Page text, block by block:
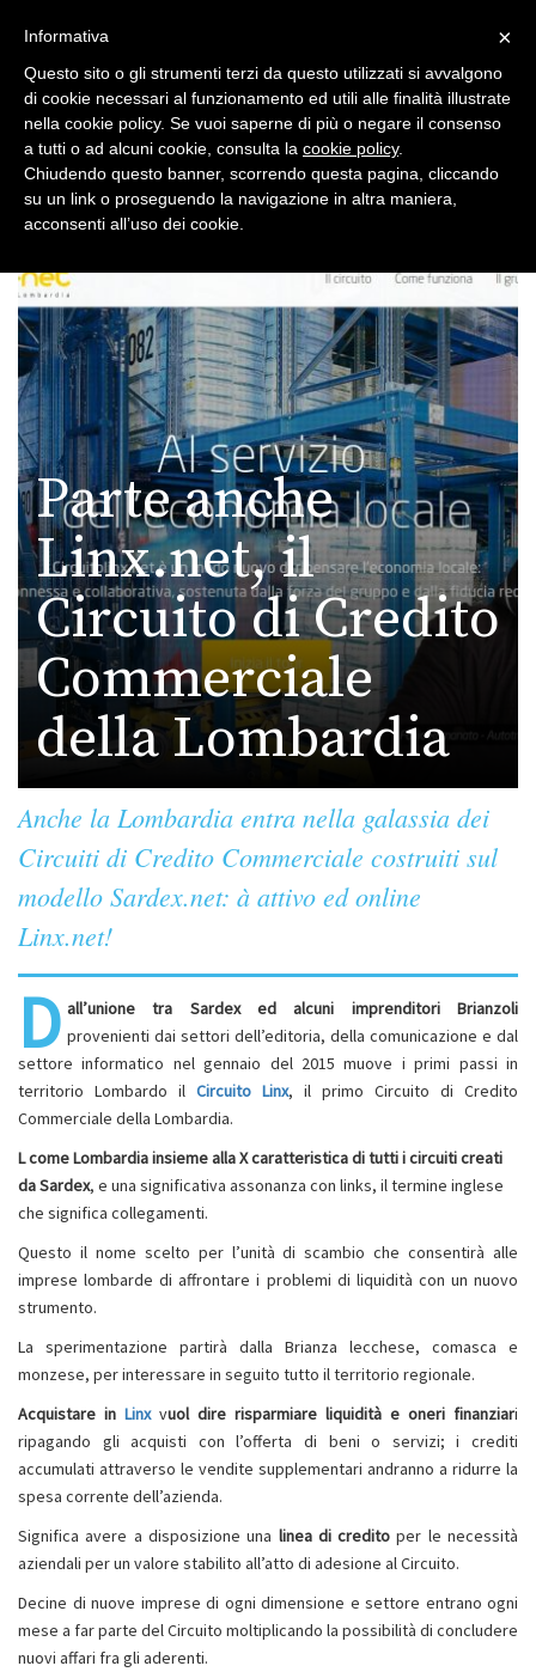
Toggle
Toggle
navigation
Parte anche
Linx.net, il
Circuito di Credito
Commerciale
della Lombardia
Anche la Lombardia entra nella galassia dei
Circuiti di Credito Commerciale costruiti sul
modello Sardex.net: à attivo ed online
Linx.net!
D all’unione tra Sardex ed alcuni imprenditori Brianzoli
provenienti dai settori dell’editoria, della comunicazione e dal
settore informatico nel gennaio del 2015 muove i primi passi in
territorio Lombardo il Circuito Linx, il primo Circuito di Credito
Commerciale della Lombardia.
L come Lombardia insieme alla X caratteristica di tutti i circuiti creati
da Sardex, e una significativa assonanza con links, il termine inglese
che significa collegamenti.
Questo il nome scelto per l’unità di scambio che consentirà alle
imprese lombarde di affrontare i problemi di liquidità con un nuovo
strumento.
La sperimentazione partirà dalla Brianza lecchese, comasca e
monzese, per interessare in seguito tutto il territorio regionale.
Acquistare in Linxvuol dire risparmiare liquidità e oneri finanziari
ripagando gli acquisti con l’offerta di beni o servizi; i crediti
accumulati attraverso le vendite supplementari andranno a ridurre la
spesa corrente dell’azienda.
Significa avere a disposizione una linea di credito per le necessità
aziendali per un valore stabilito all’atto di adesione al Circuito.
Decine di nuove imprese di ogni dimensione e settore entrano ogni
mese a far parte del Circuito moltiplicando la possibilità di concludere
nuovi affari fra gli aderenti.
×
Informativa
Questo sito o gli strumenti terzi da questo utilizzati si avvalgono
di cookie necessari al funzionamento ed utili alle finalità illustrate
nella cookie policy. Se vuoi saperne di più o negare il consenso
a tutti o ad alcuni cookie, consulta la cookie policy.
Chiudendo questo banner, scorrendo questa pagina, cliccando
su un link o proseguendo la navigazione in altra maniera,
acconsenti all’uso dei cookie.